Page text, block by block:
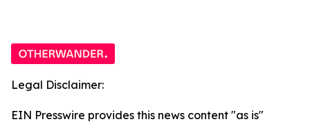
Legal Disclaimer:
EIN Presswire provides this news content "as is"